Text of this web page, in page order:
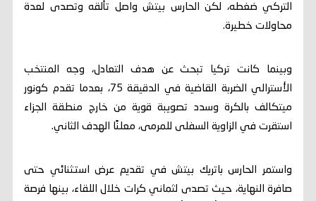
التركي ضغطه، لكن الحارس بيتش واصل تألقه وتصدى لعدة
محاولات خطيرة.
وبينما كانت تركيا تبحث عن هدف التعادل، وجه المنتخب
الأسترالي الضربة القاضية في الدقيقة 75، بعدما تقدم كونور
ميتكالف بالكرة وسدد تصويبة قوية من خارج منطقة الجزاء
استقرت في الزاوية السفلى للمرمى، معلنًا الهدف الثاني.
واستمر الحارس باتريك بيتش في تقديم عرض استثنائي حتى
صافرة النهاية، حيث تصدى لثماني كرات خلال اللقاء، بينها فرصة